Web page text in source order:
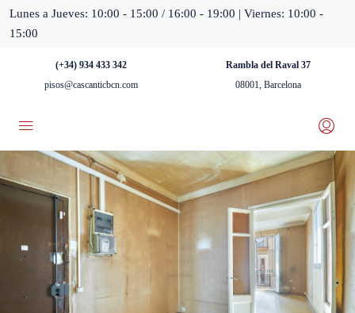
Lunes a Jueves: 10:00 - 15:00 / 16:00 - 19:00 | Viernes: 10:00 -
15:00
(+34) 934 433 342
pisos@cascanticbcn.com
Rambla del Raval 37
08001, Barcelona